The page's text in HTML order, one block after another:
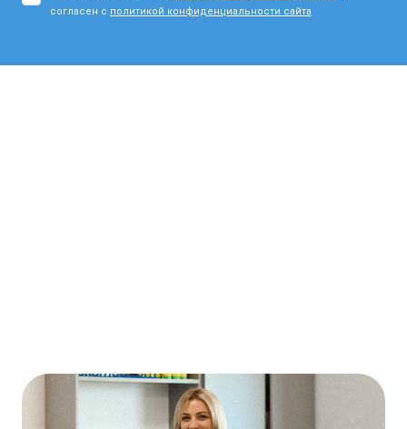
согласен с политикой конфиденциальности сайта